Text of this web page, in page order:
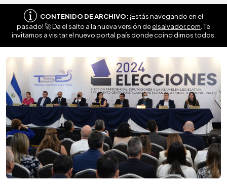
CONTENIDO DE ARCHIVO:¡Estás navegando en el
pasado! 🚀 Da el salto a la nueva versión deelsalvador.com . Te
invitamos a visitar el nuevo portal país donde coincidimos todos.